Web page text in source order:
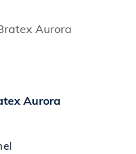
Aurora
Aurora